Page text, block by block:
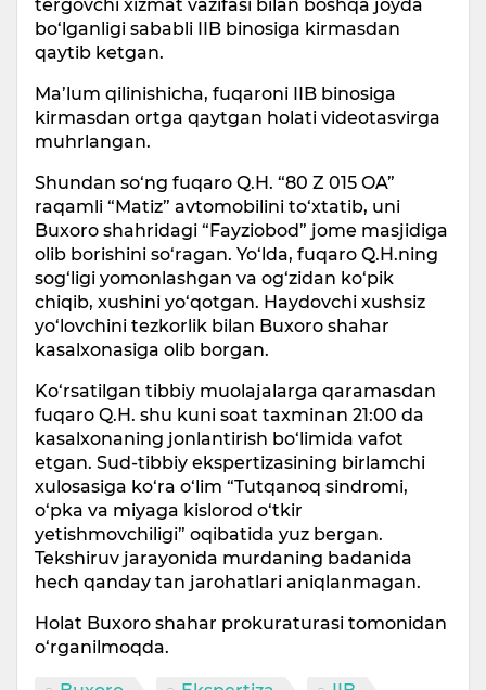
tergovchi xizmat vazifasi bilan boshqa joyda
bo‘lganligi sababli IIB binosiga kirmasdan
qaytib ketgan.
Ma’lum qilinishicha, fuqaroni IIB binosiga
kirmasdan ortga qaytgan holati videotasvirga
muhrlangan.
Shundan so‘ng fuqaro Q.H. “80 Z 015 OA”
raqamli “Matiz” avtomobilini to‘xtatib, uni
Buxoro shahridagi “Fayziobod” jome masjidiga
olib borishini so‘ragan. Yo‘lda, fuqaro Q.H.ning
sog‘ligi yomonlashgan va og‘zidan ko‘pik
chiqib, xushini yo‘qotgan. Haydovchi xushsiz
yo‘lovchini tezkorlik bilan Buxoro shahar
kasalxonasiga olib borgan.
Ko‘rsatilgan tibbiy muolajalarga qaramasdan
fuqaro Q.H. shu kuni soat taxminan 21:00 da
kasalxonaning jonlantirish bo‘limida vafot
etgan. Sud-tibbiy ekspertizasining birlamchi
xulosasiga ko‘ra o‘lim “Tutqanoq sindromi,
o‘pka va miyaga kislorod o‘tkir
yetishmovchiligi” oqibatida yuz bergan.
Tekshiruv jarayonida murdaning badanida
hech qanday tan jarohatlari aniqlanmagan.
Holat Buxoro shahar prokuraturasi tomonidan
o‘rganilmoqda.